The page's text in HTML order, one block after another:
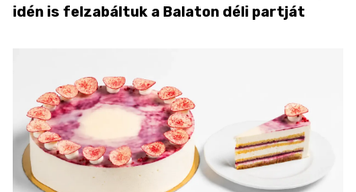
idén is felzabáltuk a Balaton déli partját